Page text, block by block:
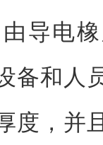
导电
备和人
度，并